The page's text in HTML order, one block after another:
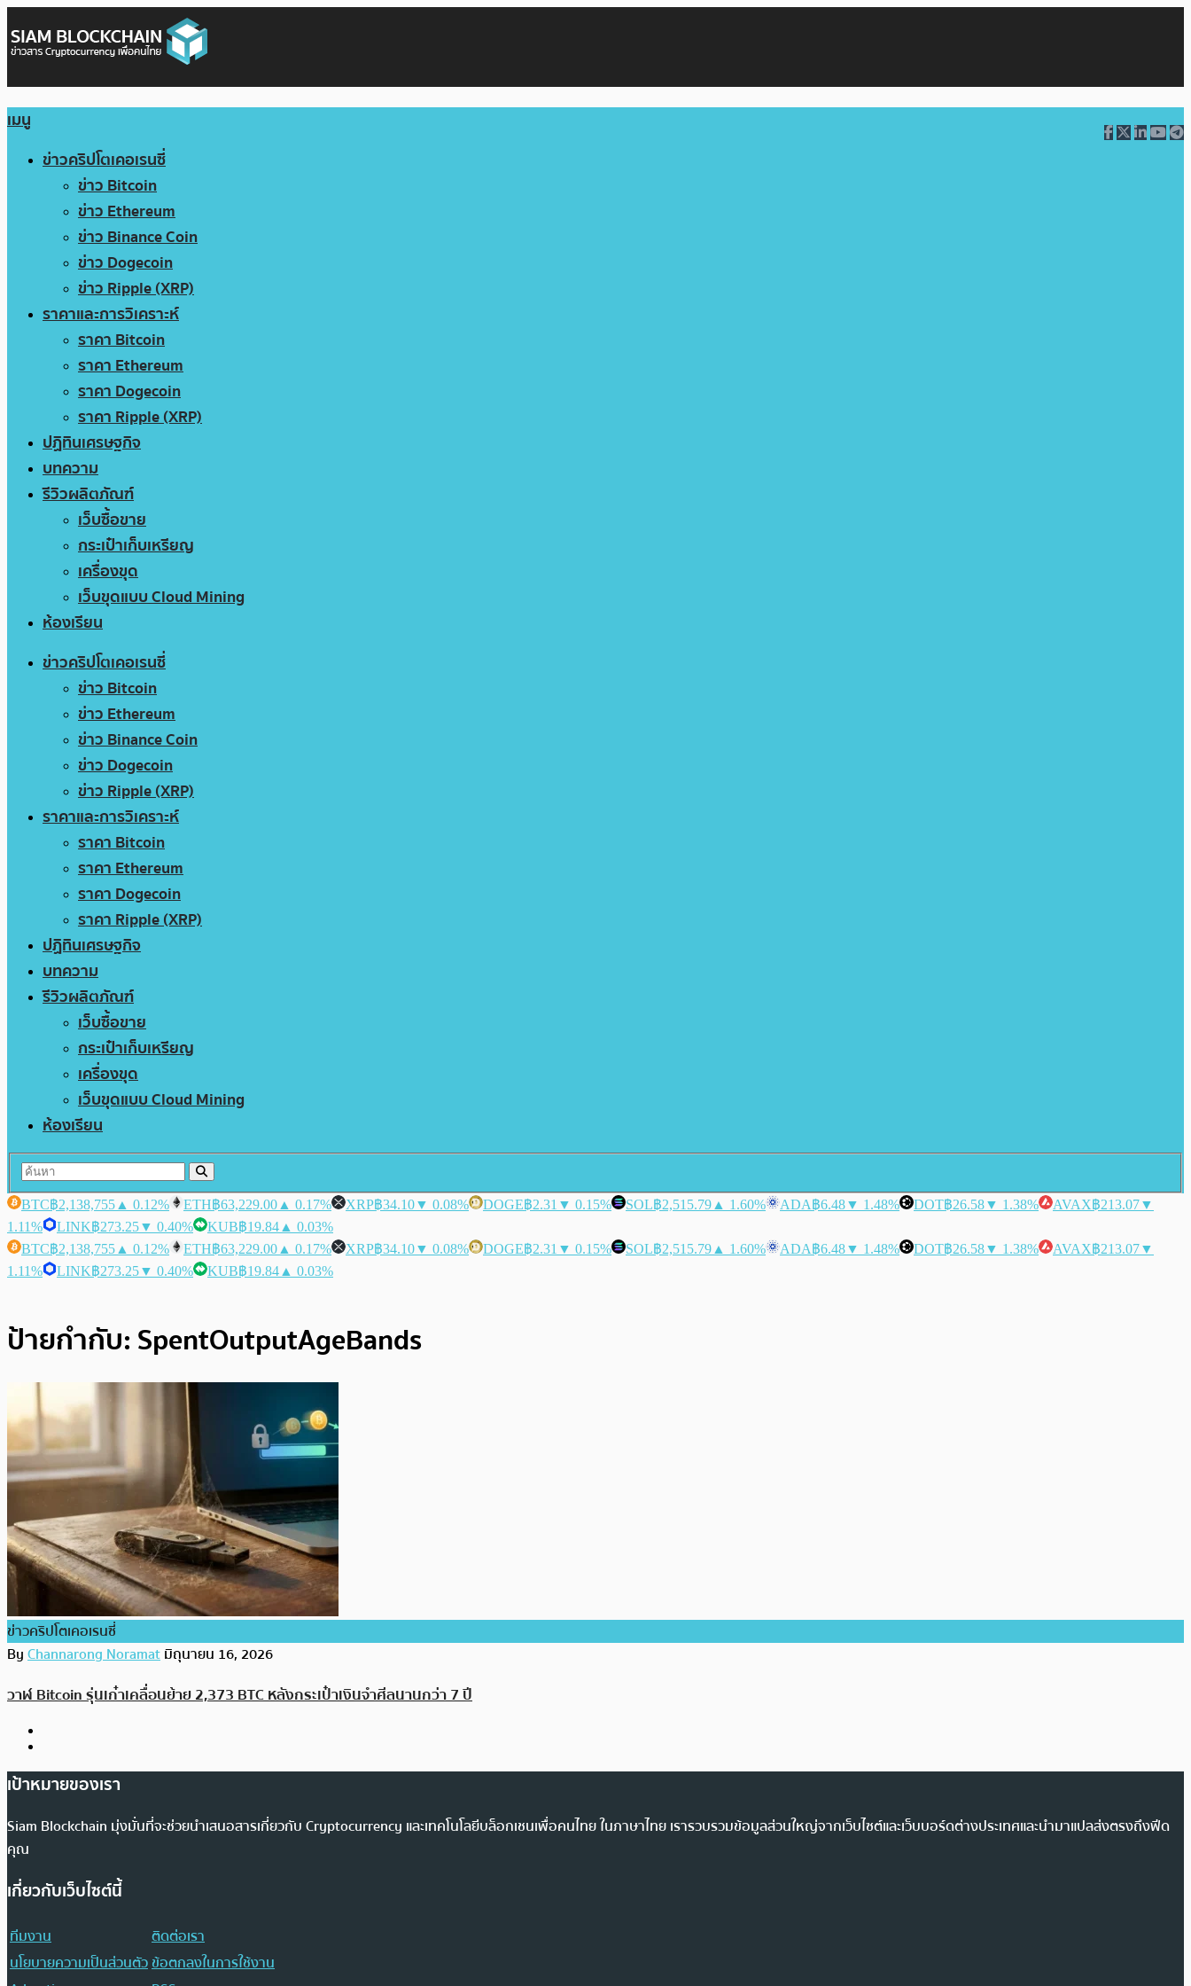
เมนู
ข่าวคริปโตเคอเรนซี่
ข่าว Bitcoin
ข่าว Ethereum
ข่าว Binance Coin
ข่าว Dogecoin
ข่าว Ripple (XRP)
ราคาและการวิเคราะห์
ราคา Bitcoin
ราคา Ethereum
ราคา Dogecoin
ราคา Ripple (XRP)
ปฏิทินเศรษฐกิจ
บทความ
รีวิวผลิตภัณฑ์
เว็บซื้อขาย
กระเป๋าเก็บเหรียญ
เครื่องขุด
เว็บขุดแบบ Cloud Mining
ห้องเรียน
ข่าวคริปโตเคอเรนซี่
ข่าว Bitcoin
ข่าว Ethereum
ข่าว Binance Coin
ข่าว Dogecoin
ข่าว Ripple (XRP)
ราคาและการวิเคราะห์
ราคา Bitcoin
ราคา Ethereum
ราคา Dogecoin
ราคา Ripple (XRP)
ปฏิทินเศรษฐกิจ
บทความ
รีวิวผลิตภัณฑ์
เว็บซื้อขาย
กระเป๋าเก็บเหรียญ
เครื่องขุด
เว็บขุดแบบ Cloud Mining
ห้องเรียน
BTC฿2,138,755 ▲ 0.12% ETH฿63,229.00 ▲ 0.17% XRP฿34.10▼ 0.08% DOGE฿2.31 ▼ 0.15% SOL฿2,515.79 ▲ 1.60% ADA฿6.48▼ 1.48% DOT฿26.58▼ 1.38% AVAX฿213.07▼
1.11%
LINK฿273.25▼ 0.40% KUB฿19.84 ▲ 0.03%
BTC฿2,138,755 ▲ 0.12% ETH฿63,229.00 ▲ 0.17% XRP฿34.10▼ 0.08% DOGE฿2.31 ▼ 0.15% SOL฿2,515.79 ▲ 1.60% ADA฿6.48▼ 1.48% DOT฿26.58▼ 1.38% AVAX฿213.07▼
1.11%
LINK฿273.25▼ 0.40% KUB฿19.84 ▲ 0.03%
ป้ายกำกับ: SpentOutputAgeBands
ข่าวคริปโตเคอเรนซี่
ByChannarong Noramatมิถุนายน 16, 2026
วาฬ Bitcoin รุ่นเก๋าเคลื่อนย้าย 2,373 BTC หลังกระเป๋าเงินจำศีลนานกว่า 7 ปี
เป้าหมายของเรา
Siam Blockchain มุ่งมั่นที่จะช่วยนำเสนอสารเกี่ยวกับ Cryptocurrency และเทคโนโลยีบล็อกเชนเพื่อคนไทย ในภาษาไทย เรารวบรวมข้อมูลส่วนใหญ่จากเว็บไซต์และเว็บบอร์ดต่างประเทศและนำมาแปลส่งตรงถึงฟีด
คุณ
เกี่ยวกับเว็บไซต์นี้
ทีมงาน
ติดต่อเรา
นโยบายความเป็นส่วนตัวข้อตกลงในการใช้งาน